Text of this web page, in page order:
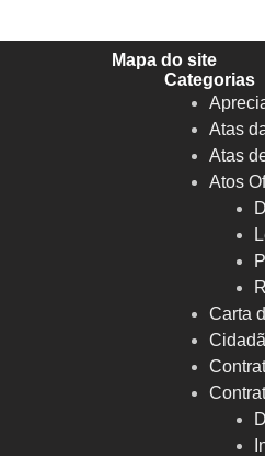
Mapa do site
Categorias
Atas
Atas
Atos
Carta